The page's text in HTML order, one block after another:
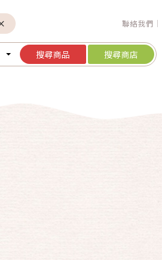
聯絡我們
搜尋商品 搜尋商店